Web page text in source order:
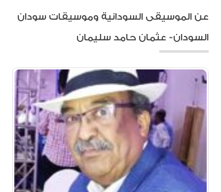
عن الموسيقى السودانية وموسيقات سودان
السودان- عثمان حامد سليمان